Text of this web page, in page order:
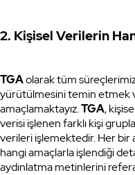
2. Kişisel Verilerin
TGAolarak tüm
yürütülmesini temin etmek
amaçlamaktayız.TGA,
verisi işlenen farklı kişi
verileri işlemektedir. Her bir
hangi amaçlarla işlendiği
aydınlatma metinlerini